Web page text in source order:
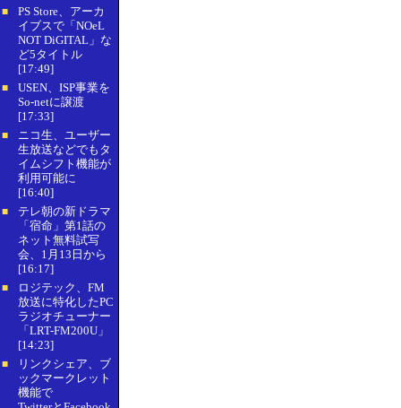
■
PS Store、アーカ
イブスで「NOeL
NOT DiGITAL」な
ど5タイトル
[17:49]
■
USEN、ISP事業を
So-netに譲渡
[17:33]
■
ニコ生、ユーザー
生放送などでもタ
イムシフト機能が
利用可能に
[16:40]
■
テレ朝の新ドラマ
「宿命」第1話の
ネット無料試写
会、1月13日から
[16:17]
■
ロジテック、FM
放送に特化したPC
ラジオチューナー
「LRT-FM200U」
[14:23]
■
リンクシェア、ブ
ックマークレット
機能で